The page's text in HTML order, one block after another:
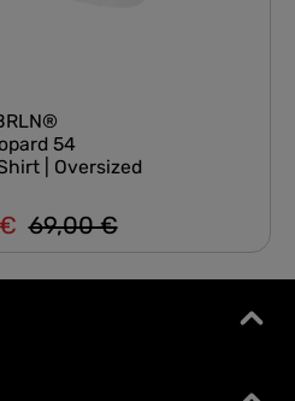
54
| Oversized
Regulärer Preis:
69,00 €